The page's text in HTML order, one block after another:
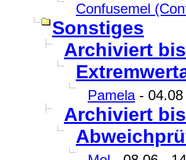
Confusemel
Sonstiges
Archiviert
Pamela- 04.08
Archiviert